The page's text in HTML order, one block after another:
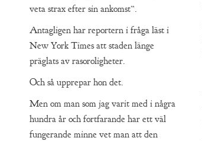
veta strax efter sin ankomst”.
Antagligen har reportern i fråga läst i
New York Times att staden länge
präglats av rasoroligheter.
Och så upprepar hon det.
Men om man som jag varit med i några
hundra år och fortfarande har ett väl
fungerande minne vet man att den